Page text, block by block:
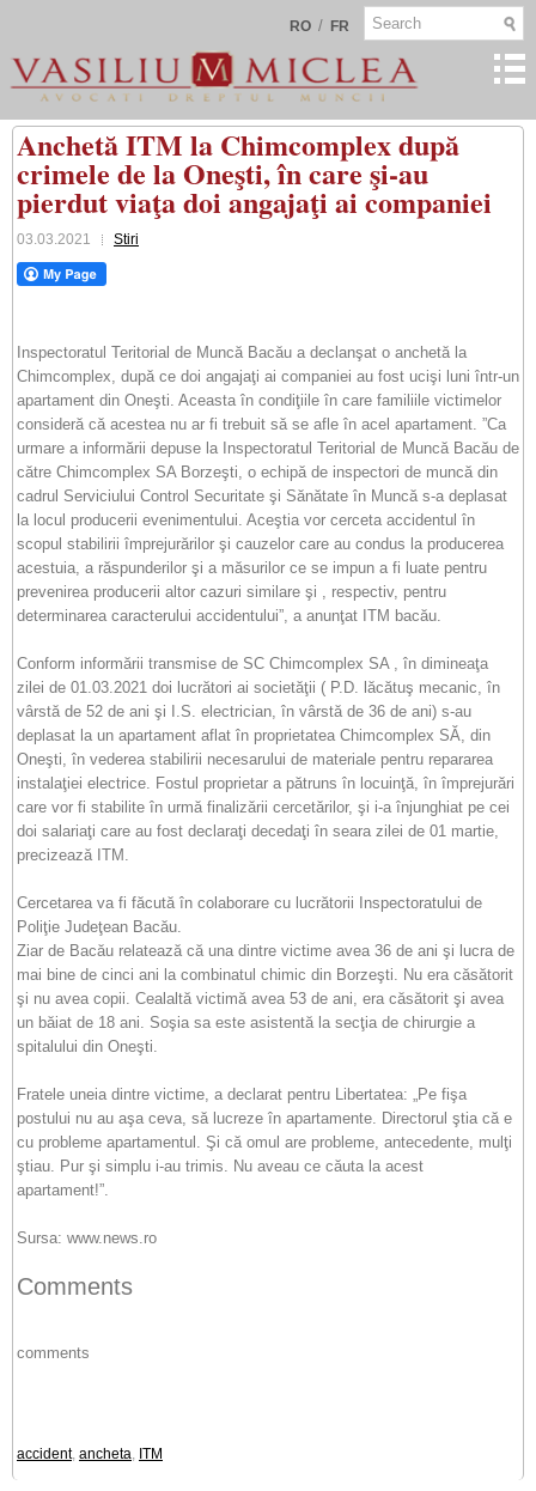
RO / FR
Anchetă ITM la Chimcomplex după
crimele de la Oneşti, în care şi-au
pierdut viaţa doi angajaţi ai companiei
03.03.2021 Stiri
Inspectoratul Teritorial de Muncă Bacău a declanşat o anchetă la
Chimcomplex, după ce doi angajaţi ai companiei au fost ucişi luni într-un
apartament din Oneşti. Aceasta în condiţiile în care familiile victimelor
consideră că acestea nu ar fi trebuit să se afle în acel apartament. ”Ca
urmare a informării depuse la Inspectoratul Teritorial de Muncă Bacău de
către Chimcomplex SA Borzeşti, o echipă de inspectori de muncă din
cadrul Serviciului Control Securitate şi Sănătate în Muncă s-a deplasat
la locul producerii evenimentului. Aceştia vor cerceta accidentul în
scopul stabilirii împrejurărilor şi cauzelor care au condus la producerea
acestuia, a răspunderilor şi a măsurilor ce se impun a fi luate pentru
prevenirea producerii altor cazuri similare şi , respectiv, pentru
determinarea caracterului accidentului”, a anunţat ITM bacău.
Conform informării transmise de SC Chimcomplex SA , în dimineaţa
zilei de 01.03.2021 doi lucrători ai societăţii ( P.D. lăcătuş mecanic, în
vârstă de 52 de ani şi I.S. electrician, în vârstă de 36 de ani) s-au
deplasat la un apartament aflat în proprietatea Chimcomplex SĂ, din
Oneşti, în vederea stabilirii necesarului de materiale pentru repararea
instalaţiei electrice. Fostul proprietar a pătruns în locuinţă, în împrejurări
care vor fi stabilite în urmă finalizării cercetărilor, şi i-a înjunghiat pe cei
doi salariaţi care au fost declaraţi decedaţi în seara zilei de 01 martie,
precizează ITM.
Cercetarea va fi făcută în colaborare cu lucrătorii Inspectoratului de
Poliţie Judeţean Bacău.
Ziar de Bacău relatează că una dintre victime avea 36 de ani şi lucra de
mai bine de cinci ani la combinatul chimic din Borzeşti. Nu era căsătorit
şi nu avea copii. Cealaltă victimă avea 53 de ani, era căsătorit şi avea
un băiat de 18 ani. Soşia sa este asistentă la secţia de chirurgie a
spitalului din Oneşti.
Fratele uneia dintre victime, a declarat pentru Libertatea: „Pe fişa
postului nu au aşa ceva, să lucreze în apartamente. Directorul ştia că e
cu probleme apartamentul. Şi că omul are probleme, antecedente, mulţi
ştiau. Pur şi simplu i-au trimis. Nu aveau ce căuta la acest
apartament!”.
Sursa: www.news.ro
Comments
comments
accident, ancheta, ITM